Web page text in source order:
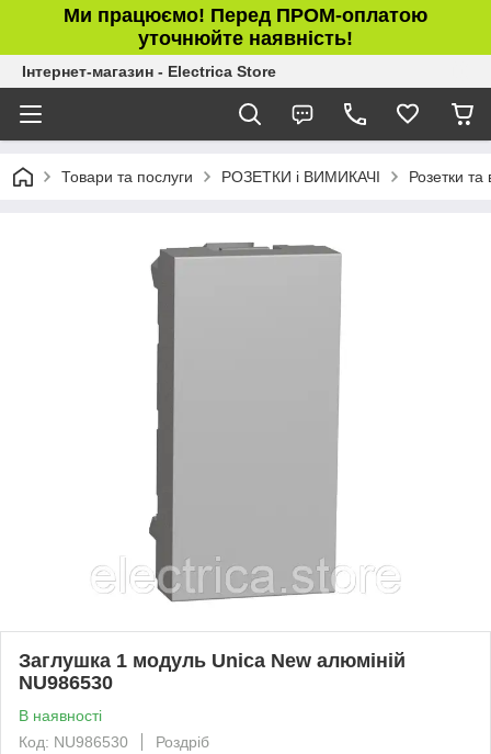
Ми працюємо! Перед ПРОМ-оплатою
уточнюйте наявність!
Інтернет-магазин - Electrica Store
Товари та послуги РОЗЕТКИ і ВИМИКАЧІ Розетки
Заглушка 1 модуль Unica New алюміній
NU986530
В наявності
Код: NU986530
Роздріб